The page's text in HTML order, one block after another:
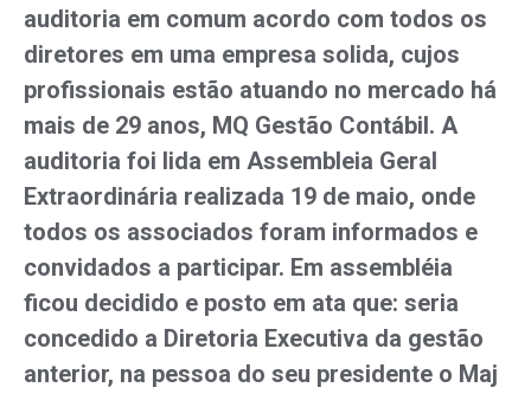
auditoria em comum acordo com todos os
diretores em uma empresa solida, cujos
profissionais estão atuando no mercado há
mais de 29 anos, MQ Gestão Contábil. A
auditoria foi lida em Assembleia Geral
Extraordinária realizada 19 de maio, onde
todos os associados foram informados e
convidados a participar. Em assembléia
ficou decidido e posto em ata que: seria
concedido a Diretoria Executiva da gestão
anterior, na pessoa do seu presidente o Maj